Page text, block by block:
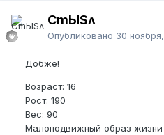
CmЫSʌ
Опубликовано 30
Добже!
Возраст: 16
Рост: 190
Вес: 90
Малоподвижный образ